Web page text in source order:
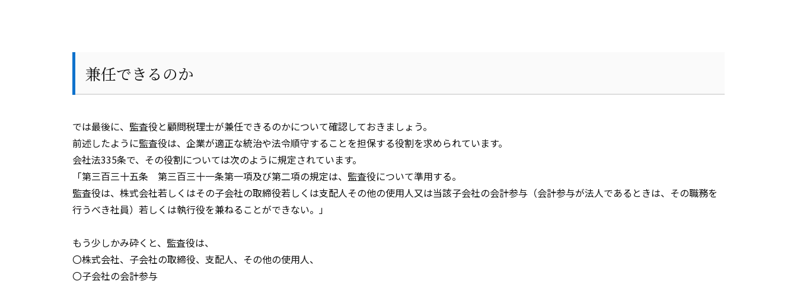
兼任できるのか
では最後に、監査役と顧問税理士が兼任できるのかについて確認しておきましょう。
前述したように監査役は、企業が適正な統治や法令順守することを担保する役割を求められています。
会社法335条で、その役割については次のように規定されています。
「第三百三十五条 第三百三十一条第一項及び第二項の規定は、監査役について準用する。
監査役は、株式会社若しくはその子会社の取締役若しくは支配人その他の使用人又は当該子会社の会計参与（会計参与が法人であるときは、その職務を
行うべき社員）若しくは執行役を兼ねることができない。」
もう少しかみ砕くと、監査役は、
〇株式会社、子会社の取締役、支配人、その他の使用人、
〇子会社の会計参与